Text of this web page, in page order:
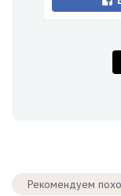
Рекомендуем